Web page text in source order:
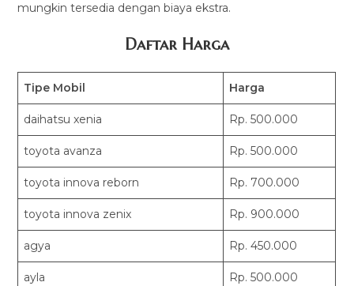
mungkin tersedia dengan biaya ekstra.
Daftar Harga
Tipe Mobil Harga
daihatsu xenia Rp. 500.000
toyota avanza Rp. 500.000
toyota innova reborn Rp. 700.000
toyota innova zenix Rp. 900.000
agya Rp. 450.000
ayla Rp. 500.000